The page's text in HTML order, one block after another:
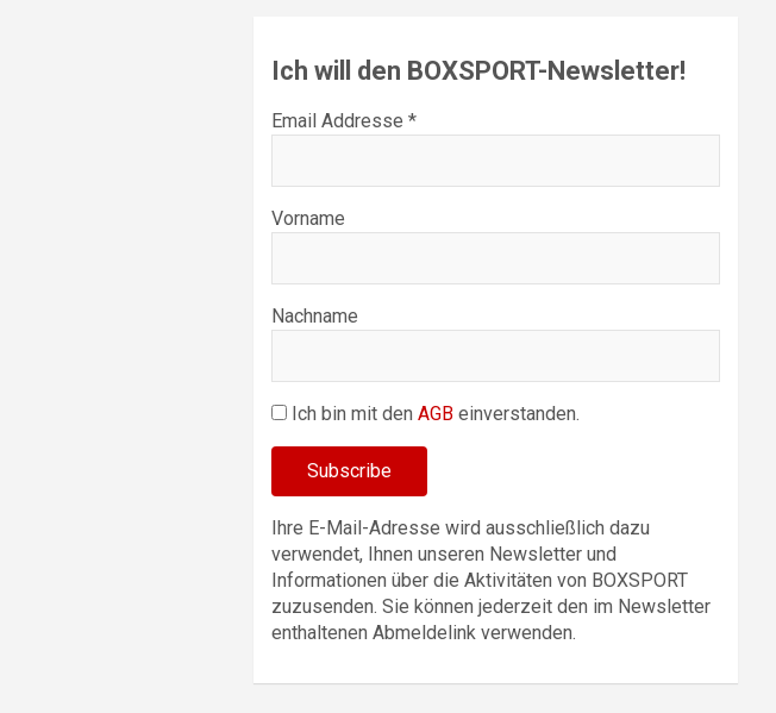
Ich will den BOXSPORT-Newsletter!
Email Addresse *
Vorname
Nachname
Ich bin mit denAGB einverstanden.
Ihre E-Mail-Adresse wird ausschließlich dazu
verwendet, Ihnen unseren Newsletter und
Informationen über die Aktivitäten von BOXSPORT
zuzusenden. Sie können jederzeit den im Newsletter
enthaltenen Abmeldelink verwenden.